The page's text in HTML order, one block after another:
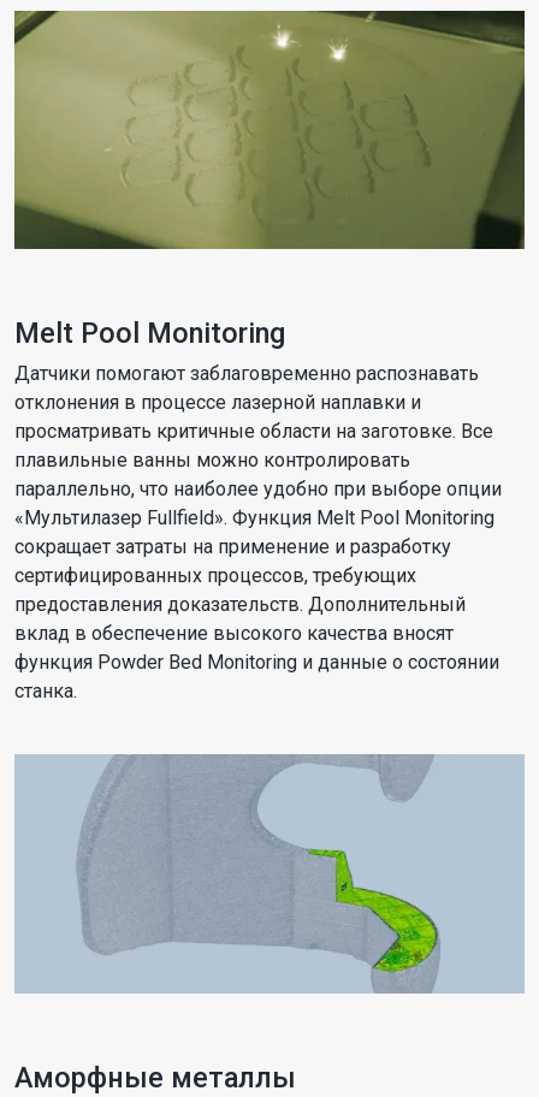
Melt Pool Monitoring
Датчики помогают заблаговременно распознавать
отклонения в процессе лазерной наплавки и
просматривать критичные области на заготовке. Все
плавильные ванны можно контролировать
параллельно, что наиболее удобно при выборе опции
«Мультилазер Fullfield». Функция Melt Pool Monitoring
сокращает затраты на применение и разработку
сертифицированных процессов, требующих
предоставления доказательств. Дополнительный
вклад в обеспечение высокого качества вносят
функция Powder Bed Monitoring и данные о состоянии
станка.
Аморфные металлы